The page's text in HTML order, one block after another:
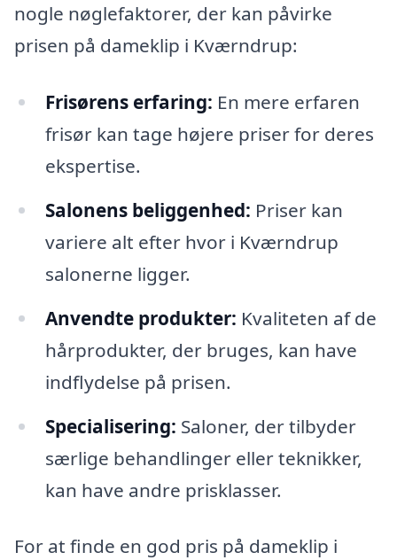
nogle nøglefaktorer, der kan påvirke
prisen på dameklip i Kværndrup:
Frisørens erfaring: En mere erfaren
frisør kan tage højere priser for deres
ekspertise.
Salonens beliggenhed: Priser kan
variere alt efter hvor i Kværndrup
salonerne ligger.
Anvendte produkter: Kvaliteten af de
hårprodukter, der bruges, kan have
indflydelse på prisen.
Specialisering: Saloner, der tilbyder
særlige behandlinger eller teknikker,
kan have andre prisklasser.
For at finde en god pris på dameklip i